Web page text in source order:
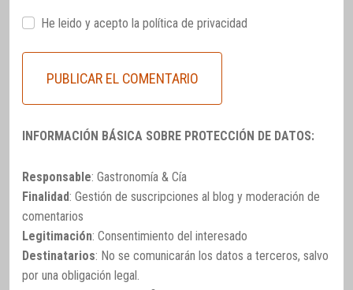
He leido y acepto la política de privacidad
INFORMACIÓN BÁSICA SOBRE PROTECCIÓN DE DATOS:
Responsable: Gastronomía & Cía
Finalidad: Gestión de suscripciones al blog y moderación de
comentarios
Legitimación: Consentimiento del interesado
Destinatarios: No se comunicarán los datos a terceros, salvo
por una obligación legal.